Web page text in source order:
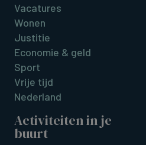
Vacatures
Wonen
Justitie
Economie & geld
Sport
Vrije tijd
Nederland
Activiteiten in je
buurt